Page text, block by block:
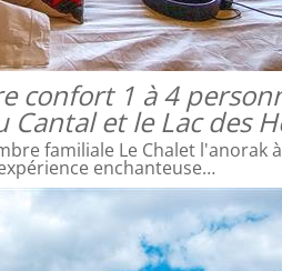
confort 1 à 4
Cantal et le Lac des
familiale Le Chalet l'anorak
enchanteuse…